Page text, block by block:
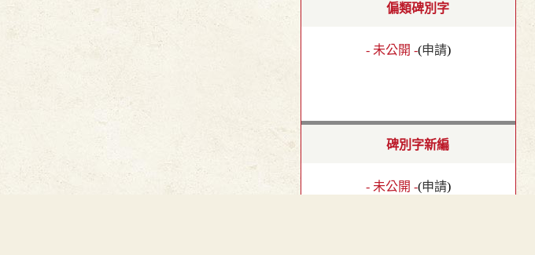
偏類碑別字
- 未公開 -(申請)
碑別字新編
- 未公開 -(申請)